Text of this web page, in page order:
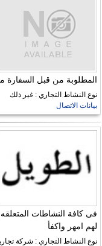
المطلوبة من قبل السفارة
نوع النشاط التجاري : غير ذلك
بيانات الاتصال
فى كافة النشاطات المتعلقه
لهم امهر واكفأ
نوع النشاط التجاري : شركة